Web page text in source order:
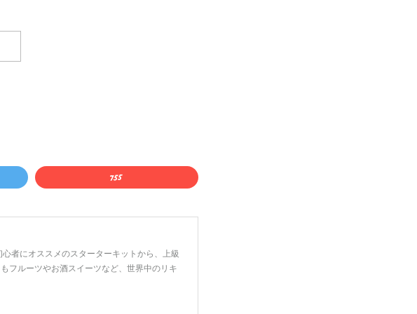
者にオススメのスターターキットから、上級
フルーツやお酒スイーツなど、世界中のリキ